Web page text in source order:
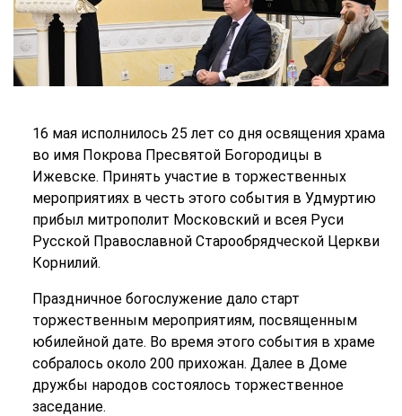
16 мая исполнилось 25 лет со дня освящения храма
во имя Покрова Пресвятой Богородицы в
Ижевске. Принять участие в торжественных
мероприятиях в честь этого события в Удмуртию
прибыл митрополит Московский и всея Руси
Русской Православной Старообрядческой Церкви
Корнилий.
Праздничное богослужение дало старт
торжественным мероприятиям, посвященным
юбилейной дате. Во время этого события в храме
собралось около 200 прихожан. Далее в Доме
дружбы народов состоялось торжественное
заседание.